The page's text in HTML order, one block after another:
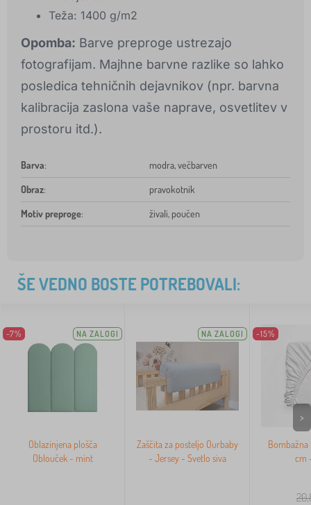
Teža: 1400 g/m2
Opomba: Barve preproge ustrezajo
fotografijam. Majhne barvne razlike so lahko
posledica tehničnih dejavnikov (npr. barvna
kalibracija zaslona vaše naprave, osvetlitev v
prostoru itd.).
Barva: modra, večbarven
Obraz: pravokotnik
Motiv preproge: živali, poučen
ŠE VEDNO BOSTE POTREBOVALI:
-7% NA ZALOGI
Oblazinjena plošča
Oblouček - mint
NA ZALOGI
Zaščita za posteljo Ourbaby
- Jersey - Svetlo siva
-15%
Bombažna
cm
>